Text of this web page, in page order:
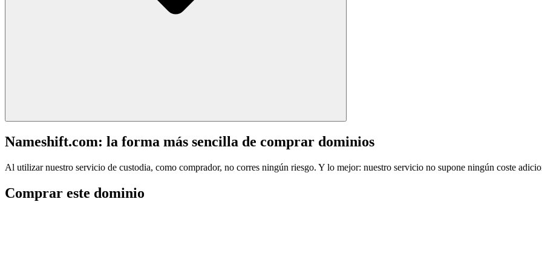
Nameshift.com: la forma más sencilla de comprar dominios
Al utilizar nuestro servicio de custodia, como comprador, no corres ningún riesgo. Y lo mejor: nuestro servicio no supone ningún coste
Comprar este dominio